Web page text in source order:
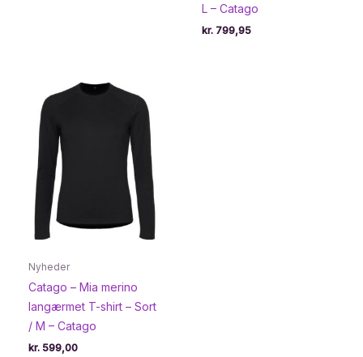
L – Catago
kr. 799,95
Nyheder
Catago – Mia merino
langærmet T-shirt – Sort
/ M – Catago
kr. 599,00